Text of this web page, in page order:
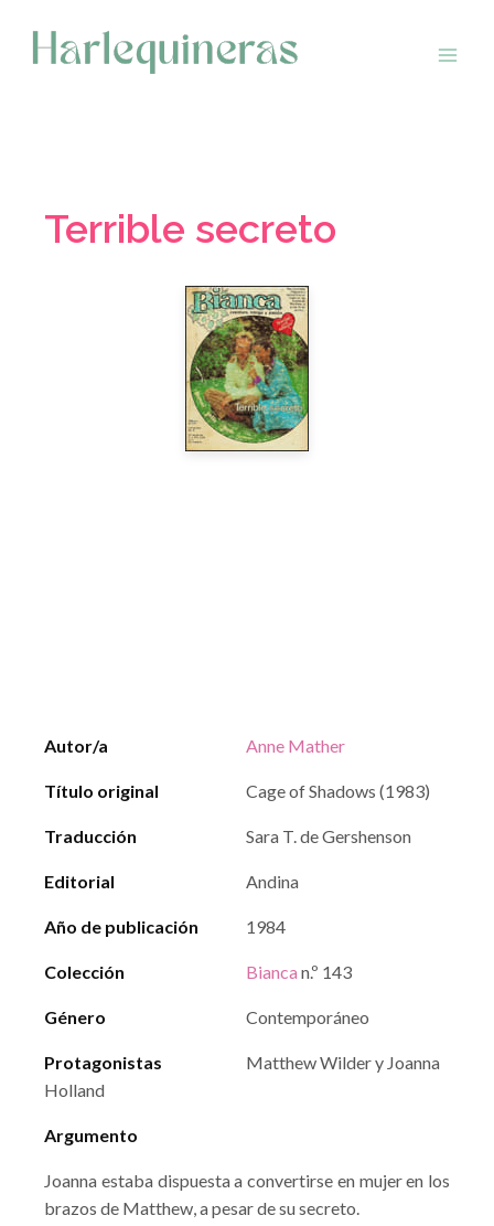
contenido
Terrible secreto
Autor/a Anne Mather
Título original Cage of Shadows (1983)
Traducción Sara T. de Gershenson
Editorial Andina
Año de publicación 1984
Colección Bianca n.º 143
Género Contemporáneo
Protagonistas
Matthew Wilder y Joanna
Holland
Argumento
Joanna estaba dispuesta a convertirse en mujer en los
brazos de Matthew, a pesar de su secreto.